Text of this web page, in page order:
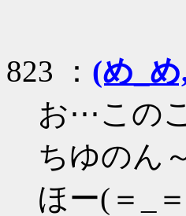
823 ： (め_
お⋯この
ちゆのん
ほー(＝_